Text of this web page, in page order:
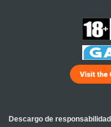
Descargo de responsabilidad